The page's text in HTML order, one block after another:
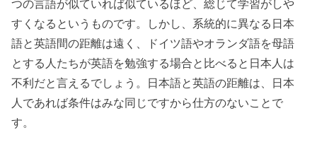
つの言語が似ていれば似ているほど、総じて学習がしや
すくなるというものです。しかし、系統的に異なる日本
語と英語間の距離は遠く、ドイツ語やオランダ語を母語
とする人たちが英語を勉強する場合と比べると日本人は
不利だと言えるでしょう。日本語と英語の距離は、日本
人であれば条件はみな同じですから仕方のないことで
す。